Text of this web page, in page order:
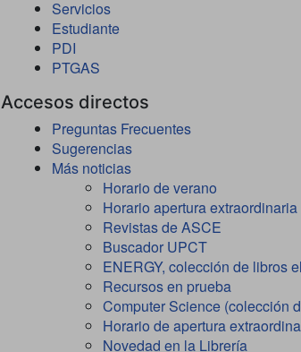
Servicios
Estudiante
PDI
PTGAS
Accesos directos
Preguntas Frecuentes
Sugerencias
Más noticias
Horario de verano
Horario apertura extraordinaria
Revistas de ASCE
Buscador UPCT
ENERGY, colección de libros
Recursos en prueba
Computer Science (colección
Horario de apertura
Novedad en la Librería